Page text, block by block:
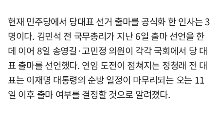
현재 민주당에서 당대표 선거 출마를 공식화 한 인사는 3
명이다. 김민석 전 국무총리가 지난 6일 출마 선언을 한
데 이어 8일 송영길·고민정 의원이 각각 국회에서 당 대
표 출마를 선언했다. 연임 도전이 점쳐지는 정청래 전 대
표는 이재명 대통령의 순방 일정이 마무리되는 오는 11
일 이후 출마 여부를 결정할 것으로 알려졌다.